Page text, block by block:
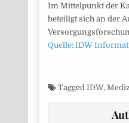
Im Mittelpunkt der
beteiligt sich an der
Quelle: IDW
Tagged IDW,